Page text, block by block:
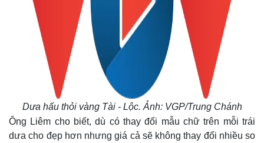
Dưa hấu thỏi vàng Tài - Lộc. Ảnh: VGP/Trung Chánh
Ông Liêm cho biết, dù có thay đổi mẫu chữ trên mỗi trái
dưa cho đẹp hơn nhưng giá cả sẽ không thay đổi nhiều so